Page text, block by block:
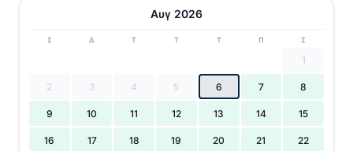
Αυγ 2026
Σ Δ Τ Τ Τ Π Σ
1
2 3 4 5 6 7 8
9 10 11 12 13 14 15
16 17 18 19 20 21 22